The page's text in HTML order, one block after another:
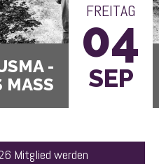
MASS
FREITAG
04
SEP
Mitglied werden